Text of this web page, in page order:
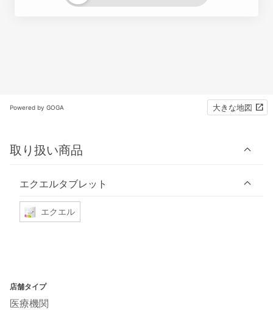
Powered by GOGA 大きな地図
取り扱い商品
エクエルタブレット
エクエル
店舗タイプ
医療機関